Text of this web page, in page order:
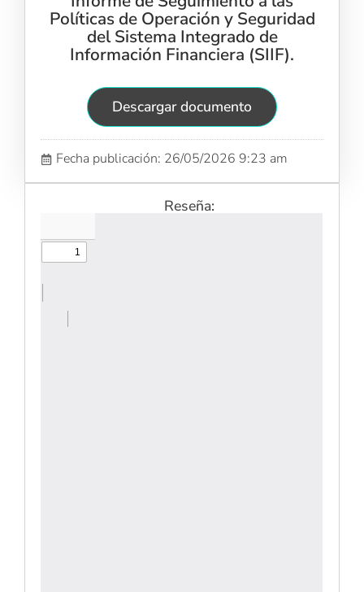
Políticas de Operación y Seguridad
del Sistema Integrado de
Información Financiera (SIIF).
Descargar documento
Fecha publicación: 26/05/2026 9:23 am
Reseña: